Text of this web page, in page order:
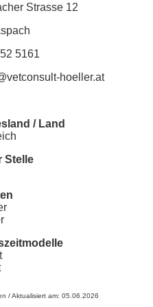
Strasse 12
5161
hoeller.at
/ Land
Stelle
/ Aktualisiert am: 05.06.2026